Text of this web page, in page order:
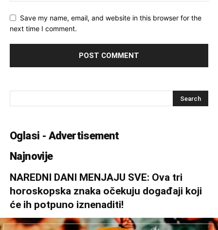
Save my name, email, and website in this browser for the
next time I comment.
Oglasi - Advertisement
Najnovije
NAREDNI DANI MENJAJU SVE: Ova tri
horoskopska znaka očekuju događaji koji
će ih potpuno iznenaditi!